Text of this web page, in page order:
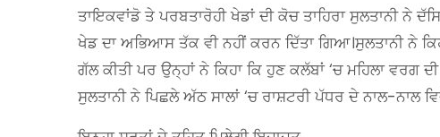
ਤਾਇਕਵਾਂਡੋ ਤੇ ਪਰਬਤਾਰੋਹੀ ਖੇਡਾਂ ਦੀ ਕੋਚ ਤਾਹਿਰਾ ਸੁਲਤਾਨੀ ਨੇ
ਖੇਡ ਦਾ ਅਭਿਆਸ ਤੱਕ ਵੀ ਨਹੀਂ ਕਰਨ ਦਿੱਤਾ ਗਿਆ।ਸੁਲਤਾਨੀ ਨੇ
ਗੱਲ ਕੀਤੀ ਪਰ ਉਨ੍ਹਾਂ ਨੇ ਕਿਹਾ ਕਿ ਹੁਣ ਕਲੱਬਾਂ ‘ਚ ਮਹਿਲਾ ਵਰਗ
ਸੁਲਤਾਨੀ ਨੇ ਪਿਛਲੇ ਅੱਠ ਸਾਲਾਂ ‘ਚ ਰਾਸ਼ਟਰੀ ਪੱਧਰ ਦੇ ਨਾਲ-ਨਾਲ